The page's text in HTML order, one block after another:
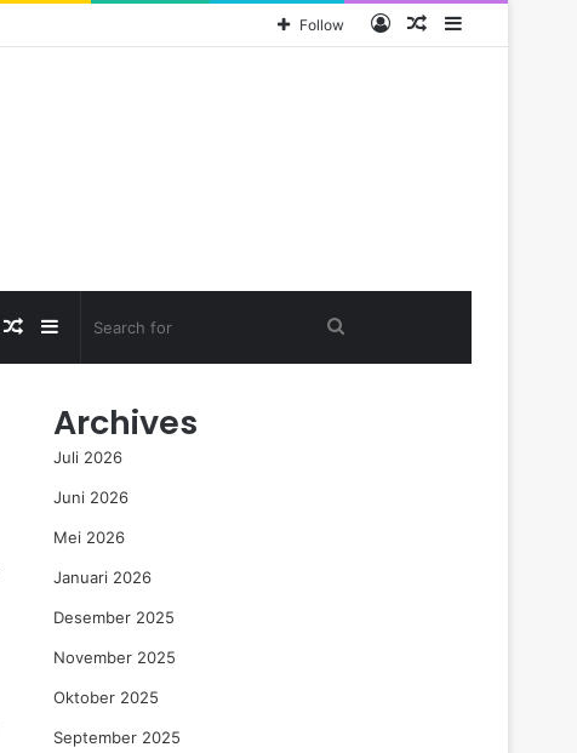
Random
Log
Follow
Search
Sidebar
Random
Archives
Juli 2026
Juni 2026
Mei 2026
Januari 2026
Desember 2025
November 2025
Oktober 2025
September 2025